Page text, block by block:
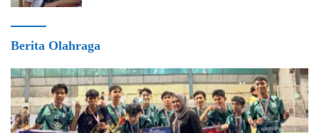
Berita Olahraga